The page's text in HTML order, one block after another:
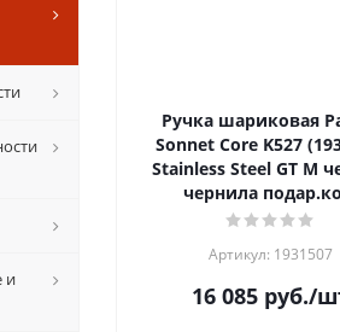
Ручка шариковая
Sonnet Core K527
Stainless Steel GT M
чернила
Артикул: 1931507
16 085 руб./
и